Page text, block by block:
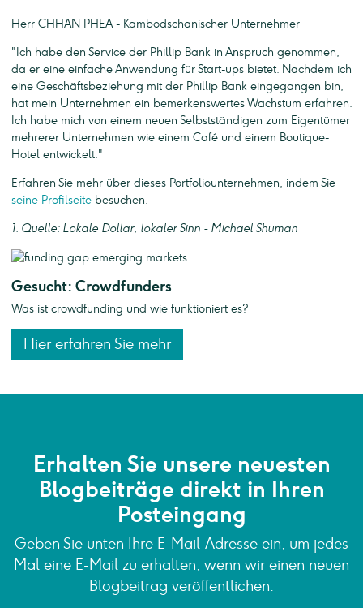
Herr CHHAN PHEA - Kambodschanischer Unternehmer
"Ich habe den Service der Phillip Bank in Anspruch genommen,
da er eine einfache Anwendung für Start-ups bietet. Nachdem ich
eine Geschäftsbeziehung mit der Phillip Bank eingegangen bin,
hat mein Unternehmen ein bemerkenswertes Wachstum erfahren.
Ich habe mich von einem neuen Selbstständigen zum Eigentümer
mehrerer Unternehmen wie einem Café und einem Boutique-
Hotel entwickelt."
Erfahren Sie mehr über dieses Portfoliounternehmen, indem Sie
seine Profilseite besuchen.
1. Quelle: Lokale Dollar, lokaler Sinn - Michael Shuman
Gesucht: Crowdfunders
Was ist crowdfunding und wie funktioniert es?
Hier erfahren Sie mehr
Erhalten Sie unsere neuesten
Blogbeiträge direkt in Ihren
Posteingang
Geben Sie unten Ihre E-Mail-Adresse ein, um jedes
Mal eine E-Mail zu erhalten, wenn wir einen neuen
Blogbeitrag veröffentlichen.